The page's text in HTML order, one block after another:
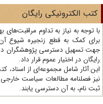
الکترونیکی رایگان
کمک به قطع زنجیره شیوع
تسهیل دسترسی پژوهشگران در
در اختیار عموم قرار داد.
آثار شامل مجموعه‌ای از اسناد،
فصلنامه مطالعات سیاست خارجی
نام، به آن دسترسی یابند.